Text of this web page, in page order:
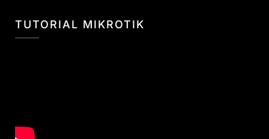
TUTORIAL MIKROTIK